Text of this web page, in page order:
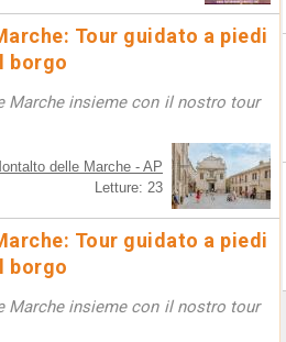
Tour guidato a piedi
borgo
Marche insieme con il nostro tour
delle Marche - AP
Letture: 23
Tour guidato a piedi
borgo
Marche insieme con il nostro tour